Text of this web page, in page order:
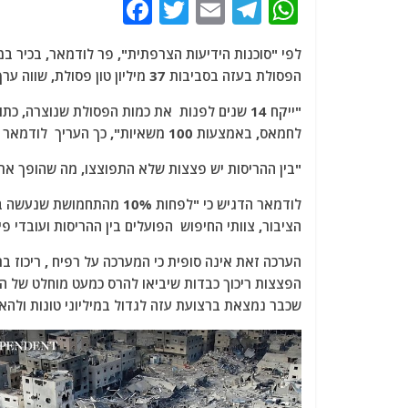
W
at
s
A
p
p
T
e
g
ra
m
E
ai
l
T
itt
er
c
e
b
o
o
k
לפי "סוכנות הידיעות הצרפתית", פר לודמאר,
הפסולת בעזה בסביבות 37 מיליון טון פסולת, שווה ערך לכ-300 ק"ג למ"ר. .
"ייקח 14 שנים לפנות את כמות הפסולת
לחמאס, באמצעות 100 משאיות", כך העריך לודמאר במסיבת עיתונאים בז'נבה.
"בין ההריסות יש פצצות שלא התפוצצו, מה שהופך
לודמאר הדגיש כי "לפחות
הציבור, צוותי החיפוש הפועלים בין ההריסות ועובדי
הערכה זאת אינה סופית כי המערכה על רפיח ,
הפצצות ריכוך כבדות שיביאו להרס כמעט מוחלט של
שכבר נמצאת ברצועת עזה לגדול במיליוני טונות